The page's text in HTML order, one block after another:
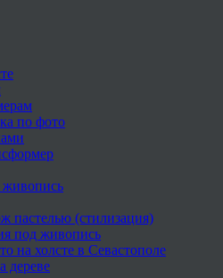
по фото
пастелью (стилизация)
под живопись
на холсте в Севастополе
дереве